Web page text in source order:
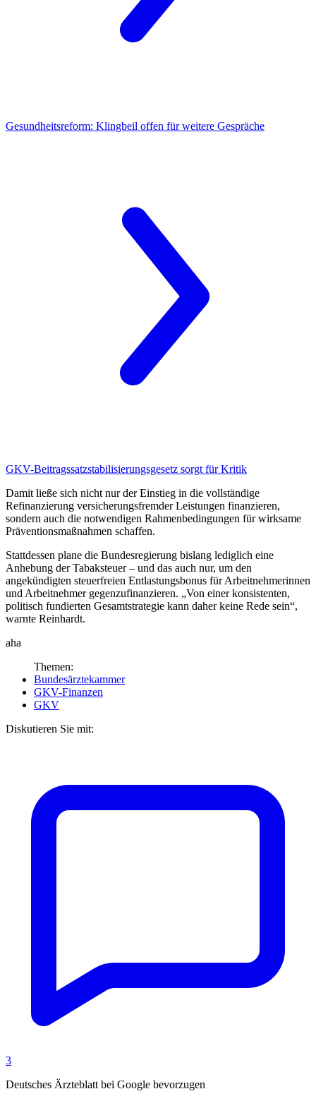
Gesundheitsreform: Klingbeil offen für weitere Gespräche
GKV-Beitragssatzstabilisierungsgesetz sorgt für Kritik
Damit ließe sich nicht nur der Einstieg in die vollständige
Refinanzierung versicherungsfremder Leistungen finanzieren,
sondern auch die notwendigen Rahmenbedingungen für wirksame
Präventionsmaßnahmen schaffen.
Stattdessen plane die Bundesregierung bislang lediglich eine
Anhebung der Tabaksteuer – und das auch nur, um den
angekündigten steuerfreien Entlastungsbonus für Arbeitnehmerinnen
und Arbeitnehmer gegenzufinanzieren. „Von einer konsistenten,
politisch fundierten Gesamtstrategie kann daher keine Rede sein“,
warnte Reinhardt.
aha
Themen:
Bundesärztekammer
GKV-Finanzen
GKV
Diskutieren Sie mit:
3
Deutsches Ärzteblatt bei Google bevorzugen